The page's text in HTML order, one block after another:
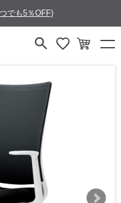
でも5％OFF)